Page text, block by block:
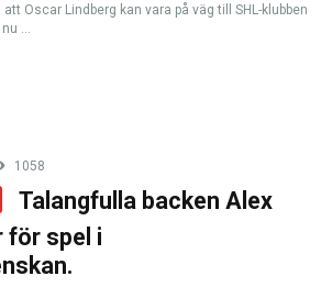
Oscar Lindberg kan vara på väg till SHL-klubben
...
1058
Talangfulla backen Alex
för spel i